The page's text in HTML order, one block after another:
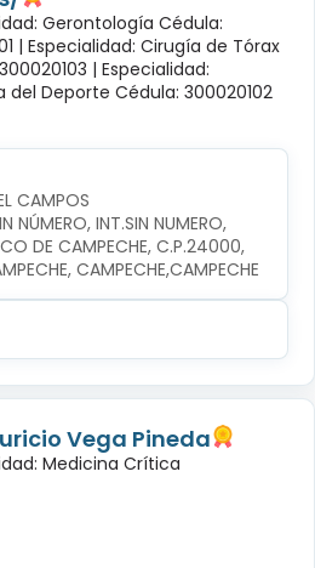
Gerontología Cédula:
| Especialidad: Cirugía de Tórax
| Especialidad:
del Deporte Cédula: 300020102
CAMPOS
NÚMERO, INT.SIN NUMERO,
DE CAMPECHE, C.P.24000,
CAMPECHE,CAMPECHE
Vega Pineda
Medicina Crítica